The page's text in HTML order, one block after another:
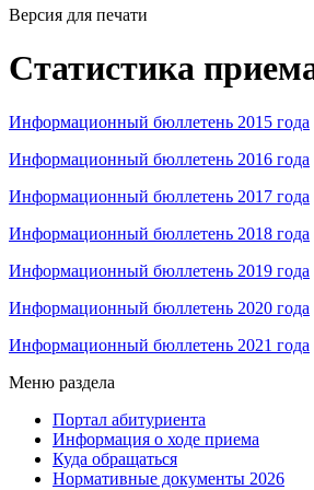
Версия для печати
Статистика
Информационный бюллетень 2015 года
Информационный бюллетень 2016 года
Информационный бюллетень 2017 года
Информационный бюллетень 2018 года
Информационный бюллетень 2019 года
Информационный бюллетень 2020 года
Информационный бюллетень 2021 года
Меню раздела
Портал абитуриента
Информация о ходе приема
Куда обращаться
Нормативные документы 2026